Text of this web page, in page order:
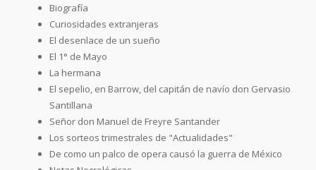
Biografía
Curiosidades extranjeras
El desenlace de un sueño
El 1° de Mayo
La hermana
El sepelio, en Barrow, del capitán de navío don Gervasio
Santillana
Señor don Manuel de Freyre Santander
Los sorteos trimestrales de "Actualidades"
De como un palco de opera causó la guerra de México